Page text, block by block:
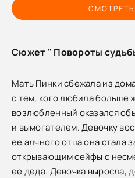
Сюжет " Повороты
Мать Пинки сбежала из
с тем, кого любила больше
возлюбленный оказался
и вымогателем. Девочку
ее алчного отца она стала
открывающим сейфы с
ее деда. Девочка выросла,